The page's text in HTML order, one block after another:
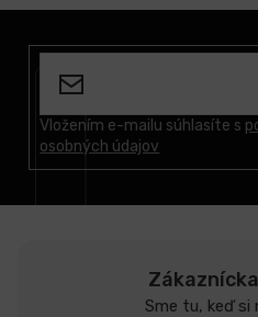
Vložením e-mailu súhlasíte s
osobných údajov
Sme tu, keď si